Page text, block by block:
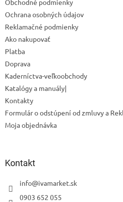
Obchodné podmienky
Ochrana osobných údajov
Reklamačné podmienky
Ako nakupovať
Platba
Doprava
Kaderníctva-veľkoobchody
Katalógy a manuály|
Kontakty
Formulár o odstúpení od zmluvy a
Moja objednávka
Kontakt
info@ivamarket.sk
0903 652 055